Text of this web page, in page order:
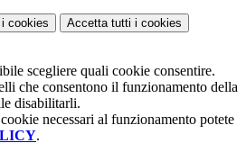
i cookies Accetta tutti i cookies
scegliere quali cookie consentire.
che consentono il funzionamento della
disabilitarli.
necessari al funzionamento potete
.